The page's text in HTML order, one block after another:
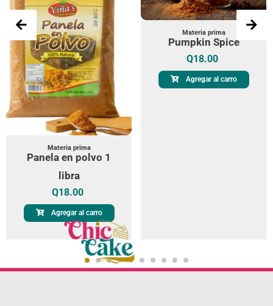
Materia prima
Panela en polvo 1
libra
Q18.00
Agregar al carro
Materia prima
Pumpkin Spice
Q18.00
Agregar al carro